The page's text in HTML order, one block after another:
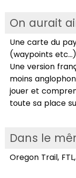
On aurait
Une carte du
(waypoints
Une version
moins
jouer et
toute sa place
Dans le
Oregon Trail,